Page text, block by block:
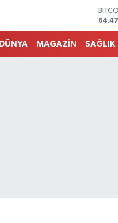
EURO
DÜNYA MAGAZİN SAĞLIK